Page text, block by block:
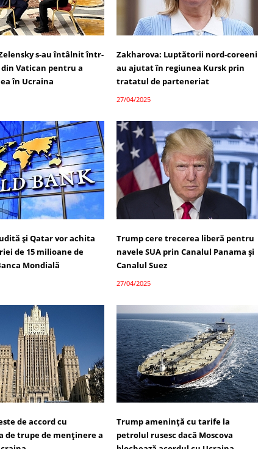
s-au întâlnit într-
din Vatican pentru a
în Ucraina
Zakharova: Luptătorii nord-coreeni
au ajutat în regiunea Kursk prin
tratatul de parteneriat
27/04/2025
și Qatar vor achita
de 15 milioane de
Mondială
Trump cere trecerea liberă pentru
navele SUA prin Canalul Panama și
Canalul Suez
27/04/2025
de accord cu
de trupe de menținere a
Trump amenință cu tarife la
petrolul rusesc dacă Moscova